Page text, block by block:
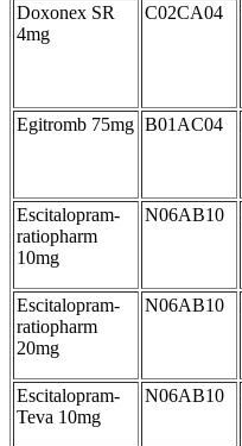
Doxonex SR
4mg
C02CA04
Egitromb 75mg B01AC04
Escitalopram-
ratiopharm
10mg
N06AB10
Escitalopram-
ratiopharm
20mg
N06AB10
Escitalopram-
Teva 10mg
N06AB10